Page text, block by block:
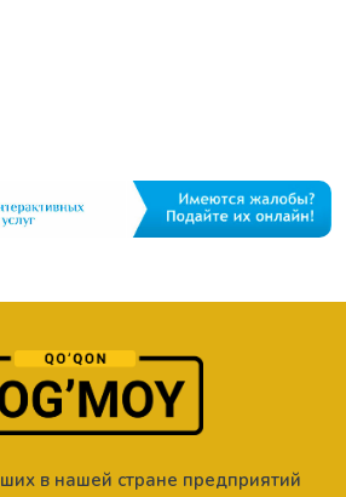
в нашей стране предприятий